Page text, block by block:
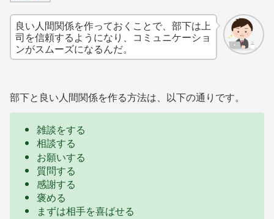
良い人間関係を作っておくことで、部下は上
司を信頼するようになり、コミュニケーショ
ンがスムーズになるんだ。
部下と良い人間関係を作る方法は、以下の通りです。
雑談をする
相談する
お願いする
質問する
感謝する
褒める
まずは相手を喜ばせる